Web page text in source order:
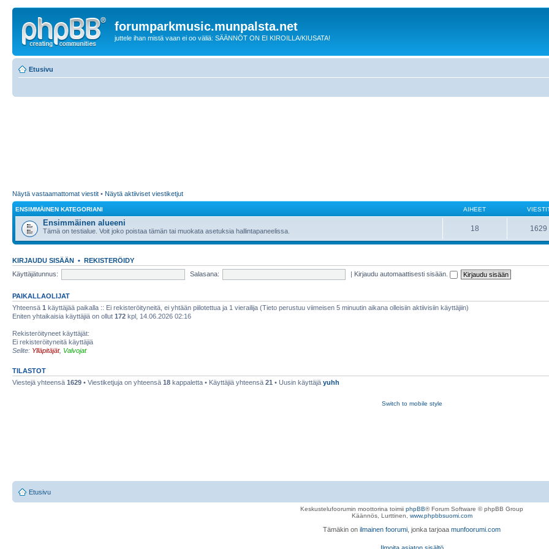
forumparkmusic.munpalsta.net
juttele ihan mistä vaan ei oo väliä: SÄÄNNÖT ON EI KIROILLA/KIUSATA!
Etusivu
Näytä vastaamattomat viestit • Näytä aktiiviset viestiketjut
ENSIMMÄINEN KATEGORIANI AIHEET
Ensimmäinen alueeni
Tämä on testialue. Voit joko poistaa tämän tai muokata asetuksia hallintapaneelissa. 18 1629
KIRJAUDU SISÄÄN • REKISTERÖIDY
Käyttäjätunnus:
Salasana: | Kirjaudu automaattisesti sisään.
PAIKALLAOLIJAT
Yhteensä 1 käyttäjää paikalla :: Ei rekisteröityneitä, ei yhtään piilotettua ja 1 vierailija (Tieto perustuu viimeisen 5 minuutin aikana olleisiin aktiivisiin käyttäjiin)
Eniten yhtaikaisia käyttäjiä on ollut 172 kpl, 14.06.2026 02:16
Rekisteröityneet käyttäjät:
Ei rekisteröityneitä käyttäjiä
Selite: Ylläpitäjät, Valvojat
TILASTOT
Viestejä yhteensä 1629 • Viestiketjuja on yhteensä 18 kappaletta • Käyttäjiä yhteensä 21 • Uusin käyttäjä yuhh
Switch to mobile style
Etusivu
Keskustelufoorumin moottorina toimii phpBB® Forum Software © phpBB Group
Käännös, Lurttinen, www.phpbbsuomi.com
Tämäkin on ilmainen foorumi , jonka tarjoaa munfoorumi.com